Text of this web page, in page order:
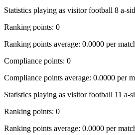
Statistics playing as visitor football 8 a-
Ranking points: 0
Ranking points average: 0.0000 per
Compliance points: 0
Compliance points average: 0.0000 per
Statistics playing as visitor football 11 a-
Ranking points: 0
Ranking points average: 0.0000 per